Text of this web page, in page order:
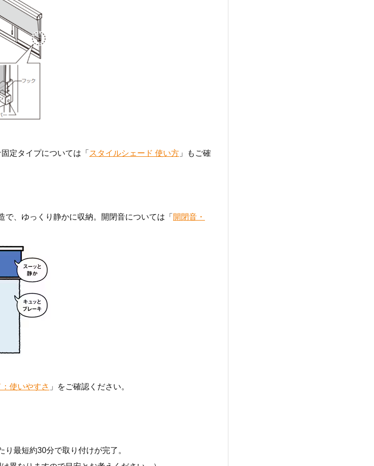
定タイプについては「 スタイルシェード 使い方 」もご確
、ゆっくり静かに収納。開閉音については「 開閉音・
使いやすさ 」をご確認ください。
最短約30分で取り付けが完了。